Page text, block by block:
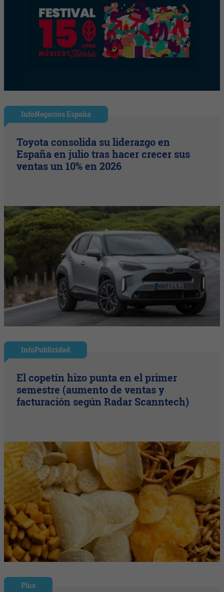
InfoNegocios España
Toyota consolida su liderazgo en
España en julio tras hacer crecer sus
ventas un 10% en 2026
InfoPublicidad
El copetín hizo punta en el primer
semestre (aumento de ventas y
facturación según Radar Scanntech)
Plus